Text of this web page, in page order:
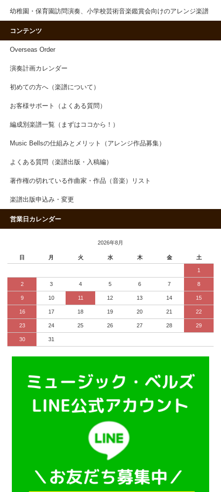
幼稚園・保育園訪問演奏、小学校芸術音楽鑑賞会向けのアレンジ楽譜
コンテンツ
Overseas Order
演奏計画カレンダー
初めての方へ（楽譜について）
お客様サポート（よくある質問）
編成別楽譜一覧（まずはココから！）
Music Bellsの仕組みとメリット（アレンジ作品募集）
よくある質問（楽譜出版・入稿編）
著作権の切れている作曲家・作品（音楽）リスト
楽譜出版申込み・変更
営業日カレンダー
2026年8月
日 月 火 水 木 金 土
1
2 3 4 5 6 7 8
9 10 11 12 13 14 15
16 17 18 19 20 21 22
23 24 25 26 27 28 29
30 31